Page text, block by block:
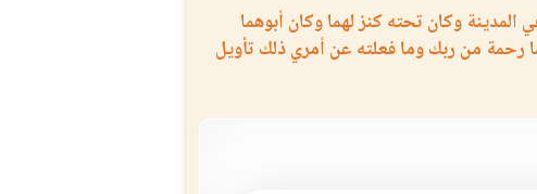
المدينة وكان تحته كنز لهما وكان أبوهما
رحمة من ربك وما فعلته عن أمري ذلك تأويل